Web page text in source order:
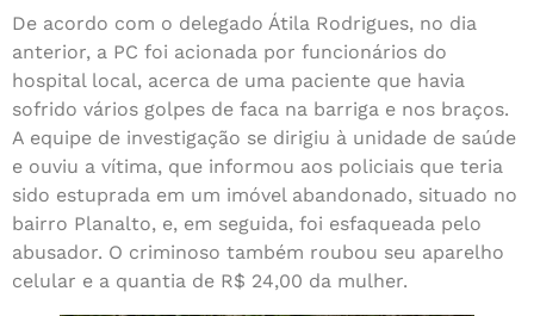
De acordo com o delegado Átila Rodrigues, no dia
anterior, a PC foi acionada por funcionários do
hospital local, acerca de uma paciente que havia
sofrido vários golpes de faca na barriga e nos braços.
A equipe de investigação se dirigiu à unidade de saúde
e ouviu a vítima, que informou aos policiais que teria
sido estuprada em um imóvel abandonado, situado no
bairro Planalto, e, em seguida, foi esfaqueada pelo
abusador. O criminoso também roubou seu aparelho
celular e a quantia de R$ 24,00 da mulher.